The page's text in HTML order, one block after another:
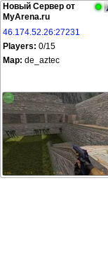
Новый Сервер от
MyArena.ru
46.174.52.26:27231
Players: 0/15
Map: de_aztec